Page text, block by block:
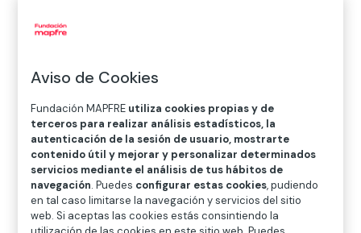
Inicio>Sala de Prensa>Más de 9.000 personas han
participado en el programa de voluntariado de
Fundación MAPFRE
Aviso de Cookies
Fundación MAPFRE utiliza cookies propias y de
terceros para realizar análisis estadísticos, la
autenticación de la sesión de usuario, mostrarte
contenido útil y mejorar y personalizar determinados
servicios mediante el análisis de tus hábitos de
navegación. Puedes configurar estas cookies, pudiendo
en tal caso limitarse la navegación y servicios del sitio
web. Si aceptas las cookies estás consintiendo la